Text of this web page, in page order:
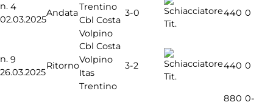
n. 4
02.03.2025
Andata
Trentino
Cbl Costa
Volpino
3-0
Tit.
440 0
n. 9
26.03.2025
Ritorno
Cbl Costa
Volpino
Itas
Trentino
3-2
Tit.
440 0
880 0-